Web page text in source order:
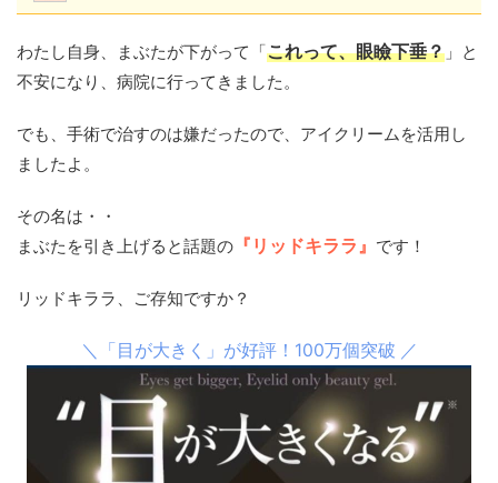
わたし自身、まぶたが下がって「これって、眼瞼下垂？ 」と
不安になり、病院に行ってきました。
でも、手術で治すのは嫌だったので、アイクリームを活用し
ましたよ。
その名は・・
まぶたを引き上げると話題の 『リッドキララ』 です！
リッドキララ、ご存知ですか？
＼「目が大きく」が好評！100万個突破 ／